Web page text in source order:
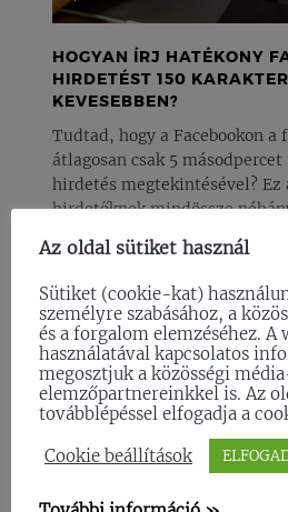
HOGYAN ÍRJ HATÉKONY
HIRDETÉST 150
KEVESEBBEN?
Tudtad, hogy a Facebookon a
átlagosan csak 5
hirdetés megtekintésével?
hirdetőknek mindössze
terméküket vagy
Facebook hirdetésnek
lényegre törőnek kell lennie.
tartalmazniuk kell egy erős
2023.12.08. #blog
Az oldal sütiket használ
Sütiket (cookie-kat)
személyre szabásához, a
és a forgalom elemzéséhez. A
használatával kapcsolatos
megosztjuk a közösségi
elemzőpartnereinkkel is. Az
továbblépéssel elfogadja a
Cookie beállítások